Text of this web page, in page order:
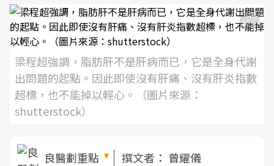
梁程超強調，脂肪肝不是肝病而已，它是全身代謝
出問題的起點。因此即使沒有肝痛、沒有肝炎指數
超標，也不能掉以輕心。（圖片來源：
shutterstock）
良醫劃重點 撰文者： 曾耀儀